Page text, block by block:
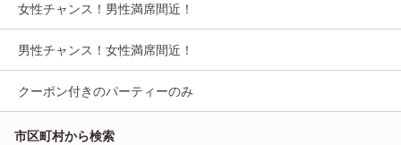
女性チャンス！男性満席間近！
男性チャンス！女性満席間近！
クーポン付きのパーティーのみ
市区町村から検索